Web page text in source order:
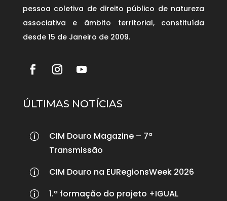
pessoa coletiva de direito público de natureza
associativa e âmbito territorial, constituída
desde 15 de Janeiro de 2009.
ÚLTIMAS NOTÍCIAS
p
CIM Douro Magazine – 7ª
Transmissão
p CIM Douro na EURegionsWeek 2026
p
1.ª formação do projeto +IGUAL